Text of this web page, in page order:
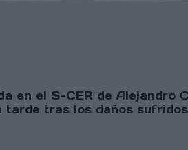
el S-CER de Alejandro
tras los daños